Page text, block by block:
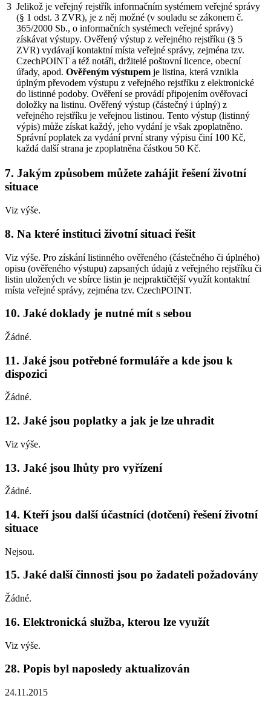
3 Jelikož je veřejný rejstřík informačním systémem veřejné správy
(§ 1 odst. 3 ZVR), je z něj možné (v souladu se zákonem č.
365/2000 Sb., o informačních systémech veřejné správy)
získávat výstupy. Ověřený výstup z veřejného rejstříku (§ 5
ZVR) vydávají kontaktní místa veřejné správy, zejména tzv.
CzechPOINT a též notáři, držitelé poštovní licence, obecní
úřady, apod. Ověřeným výstupem je listina, která vznikla
úplným převodem výstupu z veřejného rejstříku z elektronické
do listinné podoby. Ověření se provádí připojením ověřovací
doložky na listinu. Ověřený výstup (částečný i úplný) z
veřejného rejstříku je veřejnou listinou. Tento výstup (listinný
výpis) může získat každý, jeho vydání je však zpoplatněno.
Správní poplatek za vydání první strany výpisu činí 100 Kč,
každá další strana je zpoplatněna částkou 50 Kč.
7. Jakým způsobem můžete zahájit řešení životní
situace
Viz výše.
8. Na které instituci životní situaci řešit
Viz výše. Pro získání listinného ověřeného (částečného či úplného)
opisu (ověřeného výstupu) zapsaných údajů z veřejného rejstříku či
listin uložených ve sbírce listin je nejpraktičtější využít kontaktní
místa veřejné správy, zejména tzv. CzechPOINT.
10. Jaké doklady je nutné mít s sebou
Žádné.
11. Jaké jsou potřebné formuláře a kde jsou k
dispozici
Žádné.
12. Jaké jsou poplatky a jak je lze uhradit
Viz výše.
13. Jaké jsou lhůty pro vyřízení
Žádné.
14. Kteří jsou další účastníci (dotčení) řešení životní
situace
Nejsou.
15. Jaké další činnosti jsou po žadateli požadovány
Žádné.
16. Elektronická služba, kterou lze využít
Viz výše.
28. Popis byl naposledy aktualizován
24.11.2015